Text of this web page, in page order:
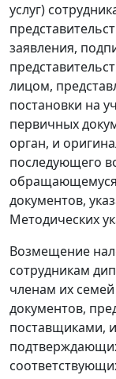
услуг)
заявления,
лицом,
постановки на
первичных
орган, и
последующего
документов,
Методических
Возмещение
сотрудникам
членам их
документов,
поставщиками,